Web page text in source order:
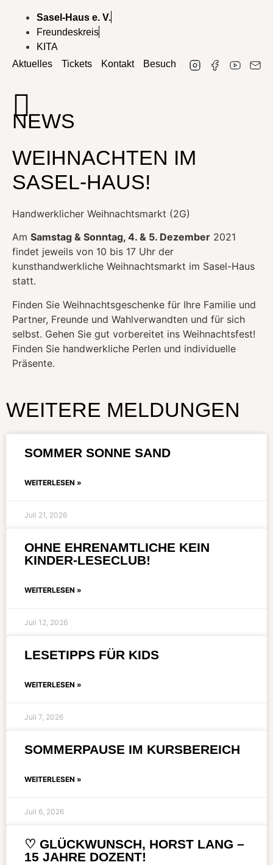
Sasel-Haus e. V.
Freundeskreis
KITA
Aktuelles
Tickets Kontakt Besuch
NEWS
WEIHNACHTEN IM
SASEL-HAUS!
Handwerklicher Weihnachtsmarkt (2G)
Am Samstag & Sonntag, 4. & 5. Dezember 2021
findet jeweils von 10 bis 17 Uhr der
kunsthandwerkliche Weihnachtsmarkt im Sasel-Haus
statt.
Finden Sie Weihnachtsgeschenke für Ihre Familie und
Partner, Freunde und Wahlverwandten und für sich
selbst. Gehen Sie gut vorbereitet ins Weihnachtsfest!
Finden Sie handwerkliche Perlen und individuelle
Präsente.
WEITERE MELDUNGEN
SOMMER SONNE SAND
WEITERLESEN »
Juli 21, 2026
OHNE EHRENAMTLICHE KEIN
KINDER-LESECLUB!
WEITERLESEN »
Juli 12, 2026
LESETIPPS FÜR KIDS
WEITERLESEN »
Juli 7, 2026
SOMMERPAUSE IM KURSBEREICH
WEITERLESEN »
Juli 6, 2026
♡ GLÜCKWUNSCH, HORST LANG –
15 JAHRE DOZENT!